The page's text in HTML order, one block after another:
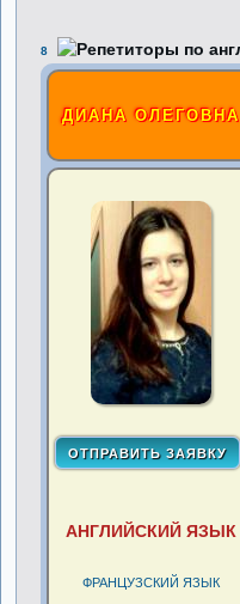
8
ДИАНА ОЛЕГОВНА
АНГЛИЙСКИЙ ЯЗЫК
ФРАНЦУЗСКИЙ ЯЗЫК